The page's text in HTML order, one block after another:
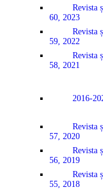
Revista
60, 2023
Revista
59, 2022
Revista
58, 2021
2016-
Revista
57, 2020
Revista
56, 2019
Revista
55, 2018